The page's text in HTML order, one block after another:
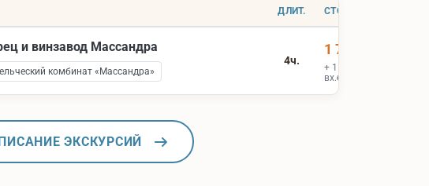
ДЛИТ. СТОИМОСТЬ
и винзавод Массандра
комбинат «Массандра»
4ч.
1 700 ₽
+ 1 900 ₽
вх.билеты
ЭКСКУРСИЙ